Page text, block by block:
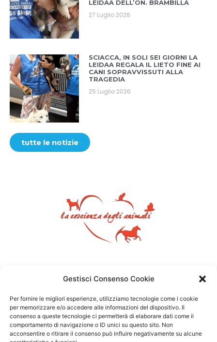
Gestisci Consenso Cookie
Per fornire le migliori esperienze, utilizziamo tecnologie come i cookie
per memorizzare e/o accedere alle informazioni del dispositivo. Il
consenso a queste tecnologie ci permetterà di elaborare dati come il
comportamento di navigazione o ID unici su questo sito. Non
acconsentire o ritirare il consenso può influire negativamente su alcune
LEIDAA DELL’ON. BRAMBILLA
27 Luglio 2026
SCIACCA, IN SOLI SEI GIORNI LA
LEIDAA REGALA IL LIETO FINE AI
CANI SOPRAVVISSUTI ALLA
TRAGEDIA
25 Luglio 2026
tutte le notizie